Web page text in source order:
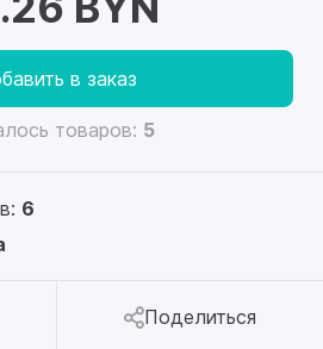
в заказ
товаров: 5
6
Поделиться